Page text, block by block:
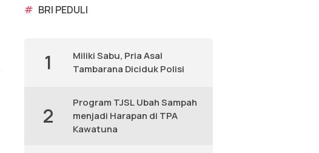
# BRI PEDULI
1
Miliki Sabu, Pria Asal
Tambarana Diciduk Polisi
2
Program TJSL Ubah Sampah
menjadi Harapan di TPA
Kawatuna